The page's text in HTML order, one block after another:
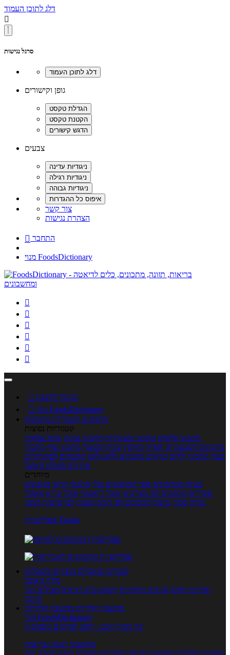
דלג לתוכן העמוד

סרגל נגישות
גופן וקישורים
צבעים
צור קשר
הצהרת נגישות
 התחבר
מנוי FoodsDictionary






 כניסה לחשבון

מנוי FoodsDictionary
מתכונים קטגוריות מתכונים
קטגוריות נפוצות
מתכוני סלטים מתכוני פשטידות מתכוני עוגות אוכל צמחוני
מתכונים לטבעוניים אפייה מוקפץ עוגיות פסטה מתכוני עוף מתכוני
בשר מתכוני ילדים מרקים מתכונים ללא גלוטן מתכונים לסוכרתיים
טרנדים בעולם האוכל
מיוחדים
מנתח המתכונים ספר המתכונים שלי מתכוני וידאו מתכונים
עשירים מתכונים לפי מצרכים אוכל דיאטטי אוכל בריא מאכלי
עדות ספרי בישול מתכונים לפי חגים ועונות לפי שיטות הכנה
אפליקציית Foods
מוצרים ומאכלים מוצרים ומאכלים
מילון האוכל
תפריטי תזונה ערכים תזונתיים חיפוש ע"פ רכיבים מכילים הכי
הרבה
מחשבון קלוריות מחשבון קלוריות
מנוי FoodsDictionary
5 ימי ניסיון חינם - לחצו לפרטים נוספים
מחשבוני תזונה ובריאות